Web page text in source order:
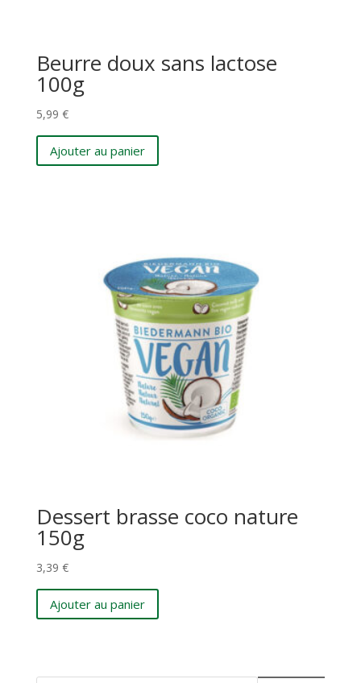
Beurre doux sans lactose
100g
5,99 €
Ajouter au panier
Dessert brasse coco nature
150g
3,39 €
Ajouter au panier